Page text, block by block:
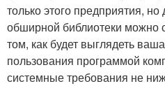
только этого предприятия,
обширной библиотеки можно
том, как будет выглядеть
пользования программой
системные требования не